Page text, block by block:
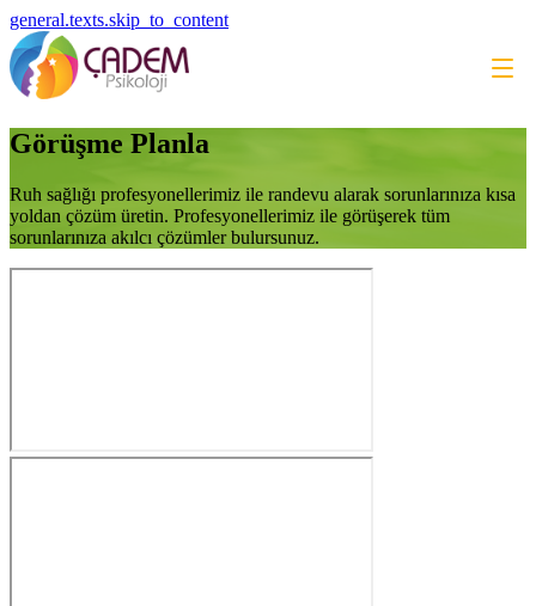
general.texts.skip_to_content
Görüşme Planla
Ruh sağlığı profesyonellerimiz ile randevu alarak sorunlarınıza kısa
yoldan çözüm üretin. Profesyonellerimiz ile görüşerek tüm
sorunlarınıza akılcı çözümler bulursunuz.